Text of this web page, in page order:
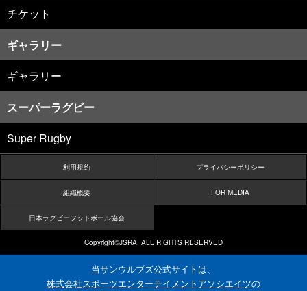
チケット
ギャラリー
ギャラリー
スーパーラグビー
Super Rugby
利用規約 プライバシーポリシー
組織概要 FOR MEDIA
日本ラグビーフットボール協会
Copyright©JSRA. ALL RIGHTS RESERVED
当サンウルブズ公式サイトは、
株式会社スポーツエンターテイメントアソシエイツの